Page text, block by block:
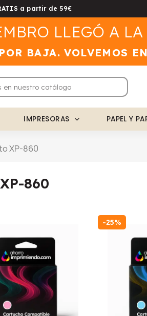
a partir de 59€
LLEGÓ A
BAJA. VOLVEMOS
IMPRESORAS PAPEL Y
XP-860
860
-25%